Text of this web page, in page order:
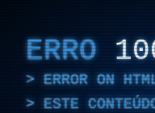
ERRO
ERROR ON
ESTE